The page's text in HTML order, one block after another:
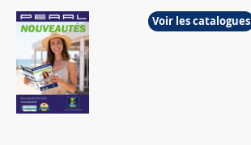
Voir les catalogues